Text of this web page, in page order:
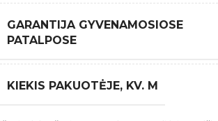
GARANTIJA GYVENAMOSIOSE
PATALPOSE
KIEKIS PAKUOTĖJE, KV. M